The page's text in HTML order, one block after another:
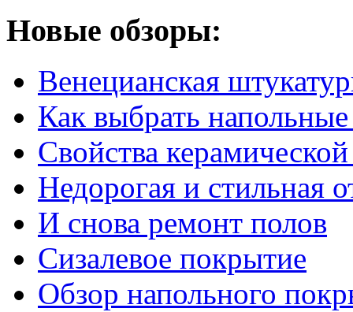
Новые обзоры:
Венецианская
Как выбрать
Свойства
Недорогая и стильная
И снова ремонт полов
Сизалевое покрытие
Обзор напольного